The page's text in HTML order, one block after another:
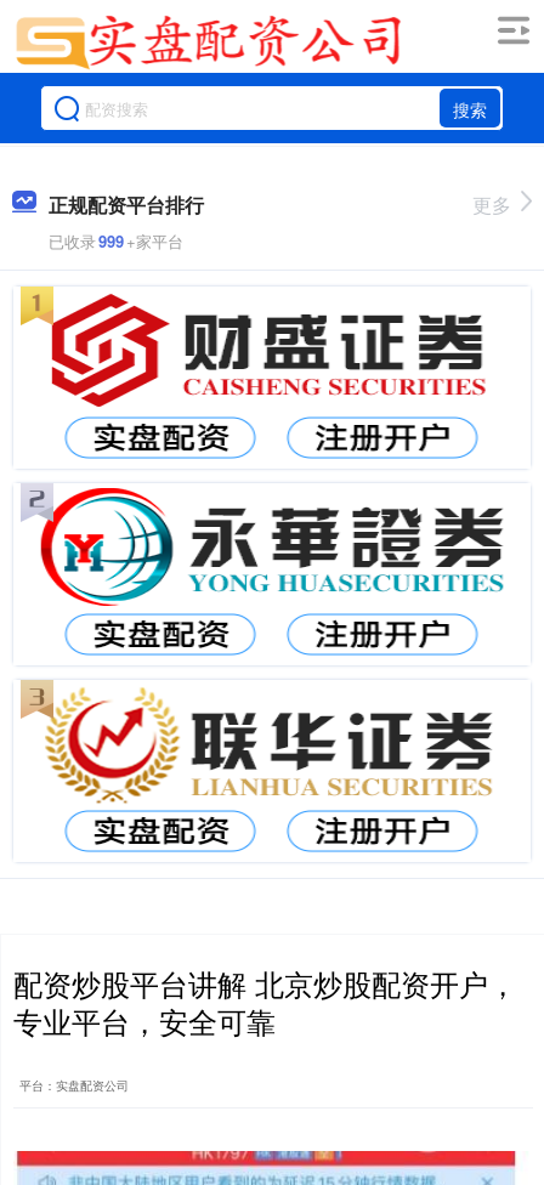
搜索
正规配资平台排行
已收录999+家平台
更多
配资炒股平台讲解 北京炒股配资开户，
专业平台，安全可靠
平台：实盘配资公司